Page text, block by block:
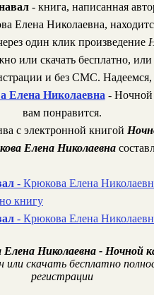
- книга, написанная
Елена Николаевна,
один клик произведение
или скачать бесплатно, или
и без СМС. Надеемся,
Елена Николаевна - Ночной
вам понравится.
c электронной книгой
Елена Николаевна
- Крюкова Елена
книгу
- Крюкова Елена
Елена Николаевна - Ночной
или скачать бесплатно
регистрации